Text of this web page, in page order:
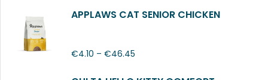
APPLAWS CAT SENIOR CHICKEN
€4.10 – €46.45